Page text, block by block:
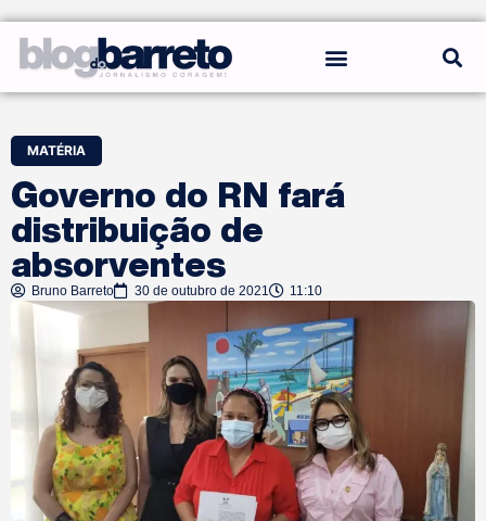
MATÉRIA
Governo do RN fará
distribuição de
absorventes
Bruno Barreto 30 de outubro de 2021 11:10